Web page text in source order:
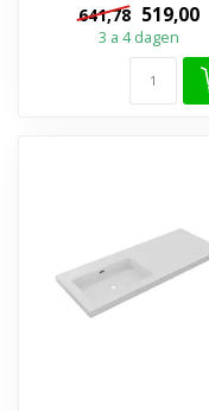
➤...
641,78 519,00
3 a 4 dagen